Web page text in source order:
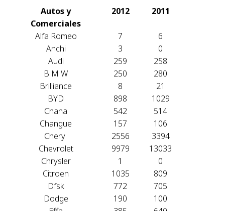
Autos y
Comerciales
2012 2011
Alfa Romeo 7
6
Anchi
3
0
Audi
259
258
B M W
250
280
Brilliance
8
21
BYD
898
1029
Chana
542
514
Changue
157
106
Chery
2556
3394
Chevrolet
9979
13033
Chrysler
1
0
Citroen
1035
809
Dfsk
772
705
Dodge
190
100